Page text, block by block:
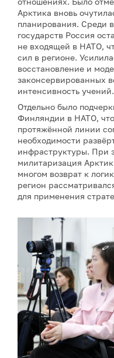
Арктика вновь
планирования. Среди
государств Россия
не входящей в НАТО,
сил в регионе.
восстановление и
законсервированных
интенсивность учений.
Отдельно было
Финляндии в НАТО,
протяжённой линии
необходимости
инфраструктуры. При
милитаризация
многом возврат к
регион
для применения